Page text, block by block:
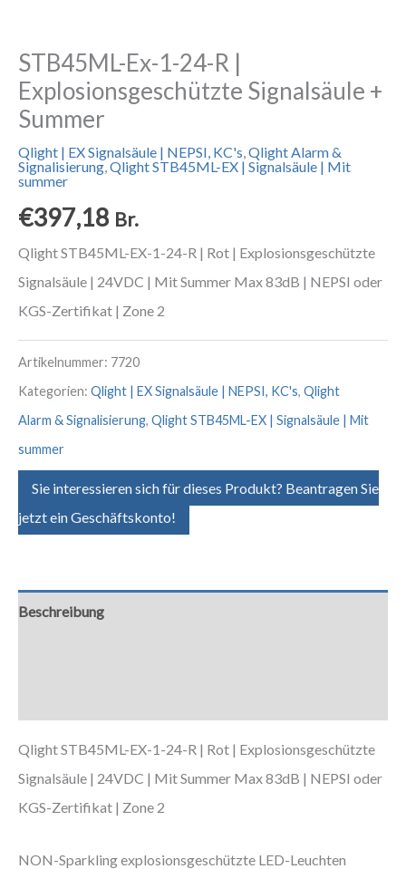
STB45ML-Ex-1-24-R |
Explosionsgeschützte Signalsäule +
Summer
Qlight | EX Signalsäule | NEPSI, KC's,Qlight Alarm &
Signalisierung,Qlight STB45ML-EX | Signalsäule | Mit
summer
€397,18 Br.
Qlight STB45ML-EX-1-24-R | Rot | Explosionsgeschützte
Signalsäule | 24VDC | Mit Summer Max 83dB | NEPSI oder
KGS-Zertifikat | Zone 2
Artikelnummer: 7720
Kategorien: Qlight | EX Signalsäule | NEPSI, KC's, Qlight
Alarm & Signalisierung, Qlight STB45ML-EX | Signalsäule | Mit
summer
Sie interessieren sich für dieses Produkt? Beantragen Sie
jetzt ein Geschäftskonto!
Beschreibung
Qlight STB45ML-EX-1-24-R | Rot | Explosionsgeschützte
Signalsäule | 24VDC | Mit Summer Max 83dB | NEPSI oder
KGS-Zertifikat | Zone 2
NON-Sparkling explosionsgeschützte LED-Leuchten